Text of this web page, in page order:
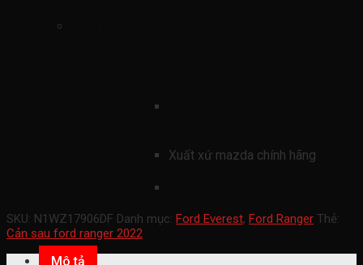
Xuất xứ mazda chính hãng
SKU: N1WZ17906DF Danh mục: Ford Everest, Ford Ranger Thẻ:
Cản sau ford ranger 2022
Mô tả